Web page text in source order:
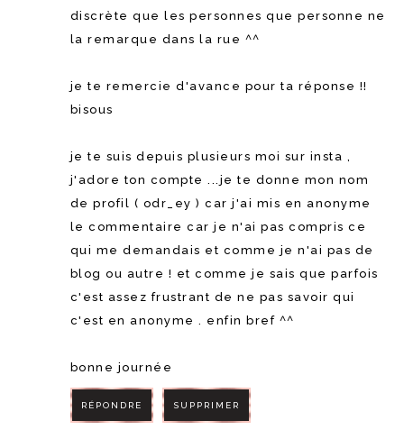
discrète que les personnes que personne ne
la remarque dans la rue ^^
je te remercie d'avance pour ta réponse !!
bisous
je te suis depuis plusieurs moi sur insta ,
j'adore ton compte ...je te donne mon nom
de profil ( odr_ey ) car j'ai mis en anonyme
le commentaire car je n'ai pas compris ce
qui me demandais et comme je n'ai pas de
blog ou autre ! et comme je sais que parfois
c'est assez frustrant de ne pas savoir qui
c'est en anonyme . enfin bref ^^
bonne journée
RÉPONDRE SUPPRIMER